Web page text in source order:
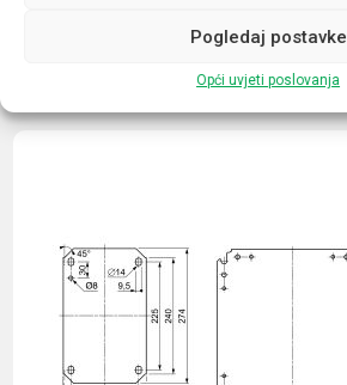
Pogledaj postavke
Opći uvjeti poslovanja
Povezani proizvodi